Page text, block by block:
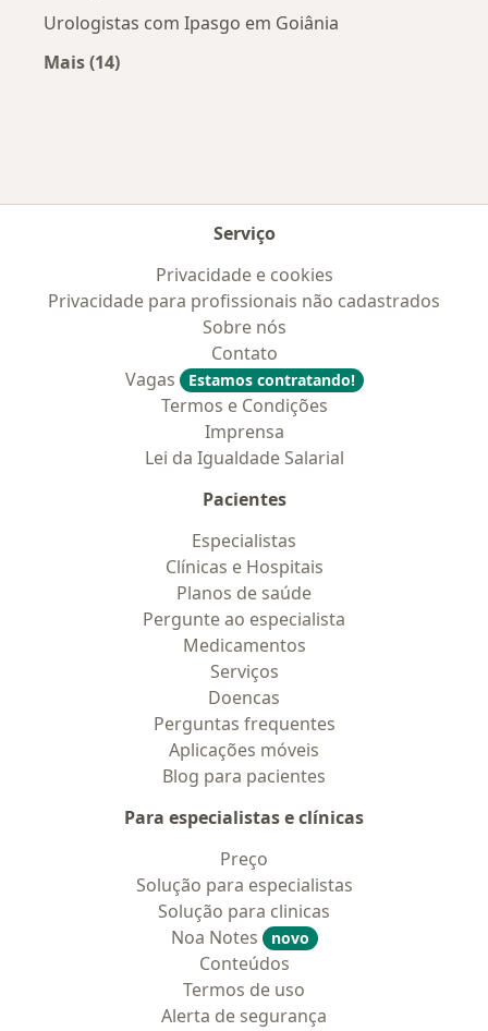
Urologistas com Ipasgo em Goiânia
Mais (14)
Serviço
Privacidade e cookies
Privacidade para profissionais não cadastrados
Sobre nós
Contato
Vagas
Estamos contratando!
Termos e Condições
Imprensa
Lei da Igualdade Salarial
Pacientes
Especialistas
Clínicas e Hospitais
Planos de saúde
Pergunte ao especialista
Medicamentos
Serviços
Doencas
Perguntas frequentes
Aplicações móveis
Blog para pacientes
Para especialistas e clínicas
Preço
Solução para especialistas
Solução para clinicas
Noa Notes
novo
Conteúdos
Termos de uso
Alerta de segurança